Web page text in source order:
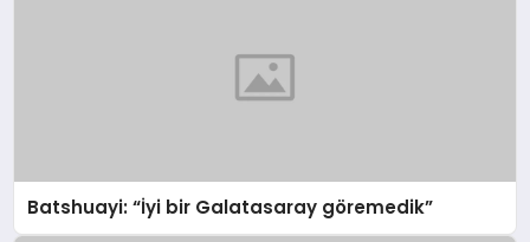
Batshuayi: “İyi bir Galatasaray göremedik”